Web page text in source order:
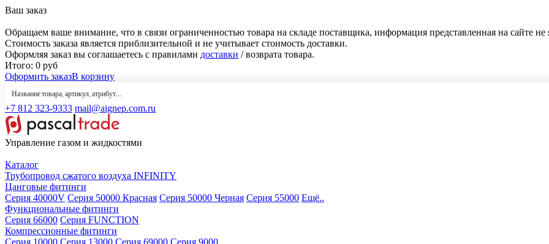
Ваш заказ
Обращаем ваше внимание, что в связи ограниченностью товара на складе поставщика, информация представленная на сайте не
Стоимость заказа является приблизительной и не учитывает стоимость доставки.
Оформляя заказ вы соглашаетесь с правилами доставки / возврата товара.
Итого: 0 руб
Оформить заказВ корзину
+7 812 323-9333 mail@aignep.com.ru
Управление газом и жидкостями
Каталог
Трубопровод сжатого воздуха INFINITY
Цанговые фитинги
Серия 40000V Серия 50000 Красная Серия 50000 Черная Серия 55000 Ещё..
Функциональные фитинги
Серия 66000 Серия FUNCTION
Компрессионные фитинги
Серия 10000 Серия 13000 Серия 69000 Серия 9000